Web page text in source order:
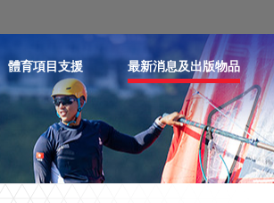
體育項目支援 最新消息及出版物品